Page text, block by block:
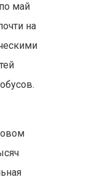
май
на